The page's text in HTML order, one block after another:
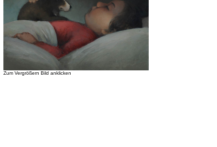
Zum Vergrößern Bild anklicken